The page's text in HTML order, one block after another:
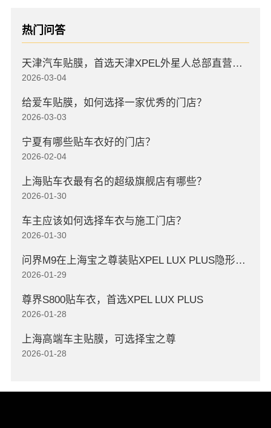
热门问答
天津汽车贴膜，首选天津XPEL外星人总部直营店，高口碑店
2026-03-04
给爱车贴膜，如何选择一家优秀的门店？
2026-03-03
宁夏有哪些贴车衣好的门店？
2026-02-04
上海贴车衣最有名的超级旗舰店有哪些？
2026-01-30
车主应该如何选择车衣与施工门店？
2026-01-30
问界M9在上海宝之尊装贴XPEL LUX PLUS隐形车衣
2026-01-29
尊界S800贴车衣，首选XPEL LUX PLUS
2026-01-28
上海高端车主贴膜，可选择宝之尊
2026-01-28